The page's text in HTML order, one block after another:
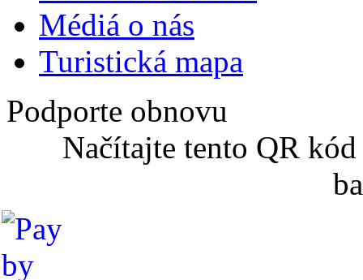
Médiá o nás
Turistická mapa
Podporte obnovu
Načítajte tento QR